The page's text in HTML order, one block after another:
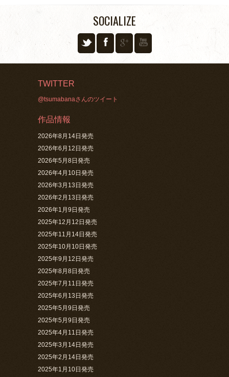
SOCIALIZE
TWITTER
@tsumabanaさんのツイート
作品情報
2026年8月14日発売
2026年6月12日発売
2026年5月8日発売
2026年4月10日発売
2026年3月13日発売
2026年2月13日発売
2026年1月9日発売
2025年12月12日発売
2025年11月14日発売
2025年10月10日発売
2025年9月12日発売
2025年8月8日発売
2025年7月11日発売
2025年6月13日発売
2025年5月9日発売
2025年5月9日発売
2025年4月11日発売
2025年3月14日発売
2025年2月14日発売
2025年1月10日発売